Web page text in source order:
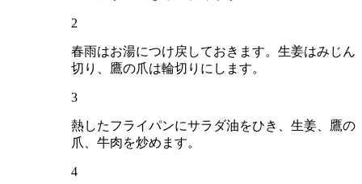
2
春雨はお湯につけ戻しておきます。生姜はみじん
切り、鷹の爪は輪切りにします。
3
熱したフライパンにサラダ油をひき、生姜、鷹の
爪、牛肉を炒めます。
4